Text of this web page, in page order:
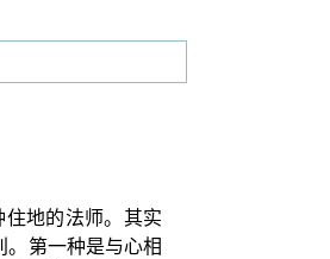
地的法师。其实
第一种是与心相